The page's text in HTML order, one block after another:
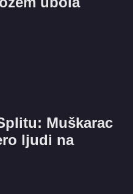
Muškarac
ljudi na